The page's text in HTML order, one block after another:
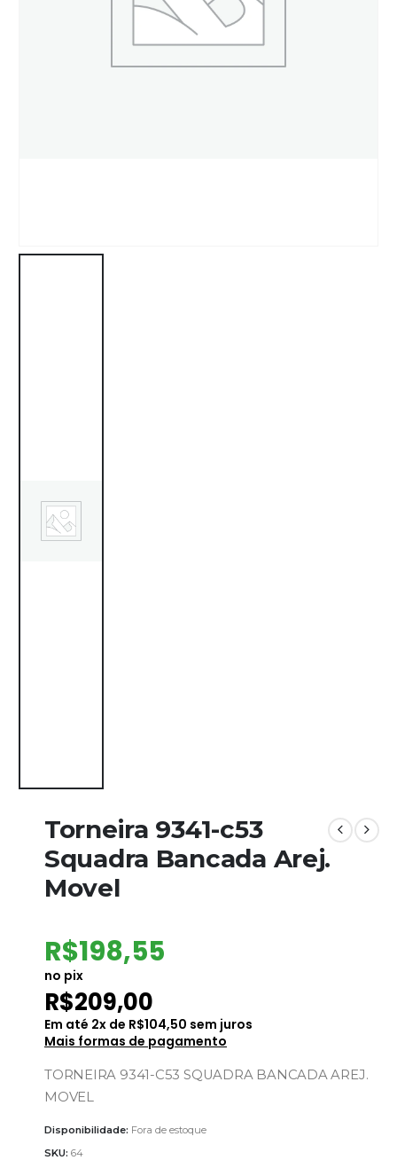
Torneira 9341-c53
Squadra Bancada Arej.
Movel
R$198,55
no pix
R$209,00
Em até 2x de R$104,50 sem juros
Mais formas de pagamento
TORNEIRA 9341-C53 SQUADRA BANCADA AREJ.
MOVEL
Disponibilidade: Fora de estoque
SKU: 64